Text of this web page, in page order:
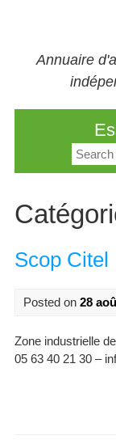
Annuaire
Search
for:
Scop Citel
Posted on 28
Zone industrielle
05 63 40 21 30 –